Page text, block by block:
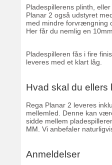
Pladespillerens plinth,
Planar 2 også udstyret
med mindre forvrængning
Her får du nemlig en
Pladespilleren fås i fire
leveres med et klart låg.
Hvad skal du ellers
Rega Planar 2 leveres
mellemled. Denne kan
sidde mellem
MM. Vi anbefaler
Anmeldelser